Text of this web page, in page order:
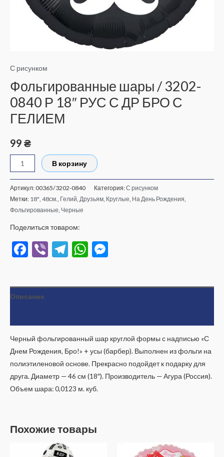
С рисунком
Фольгированные шары / 3202-
0840 Р 18″ РУС С ДР БРО С
ГЕЛИЕМ
99 ₴
В корзину
Артикул:00365/3202-0840 Категория:С рисунком
Метки: 18" 48см. Гелий Друзьям Круглые На День Рождения
Фольгированные Черные
Поделиться товаром:
Facebook
ViberTelegram
WhatsApp
Описание
Черный фольгированный шар круглой формы с надписью «С
Днем Рождения, Бро!» + усы (барбер). Выполнен из фольги на
полиэтиленовой основе. Прекрасно подойдет к подарку для
друга. Диаметр — 46 см (18″). Производитель — Агура (Россия).
Объем шара: 0,0123 м. куб.
Похожие товары